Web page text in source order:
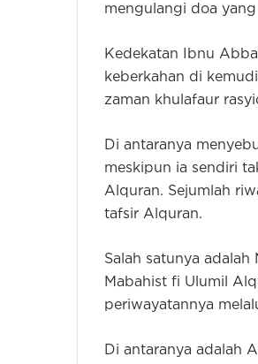
mengulangi doa
Kedekatan Ibnu
keberkahan di
zaman khulafaur
Di antaranya
meskipun ia sendiri
Alquran. Sejumlah
tafsir Alquran.
Salah satunya
Mabahist fi Ulumil
periwayatannya
Di antaranya adalah